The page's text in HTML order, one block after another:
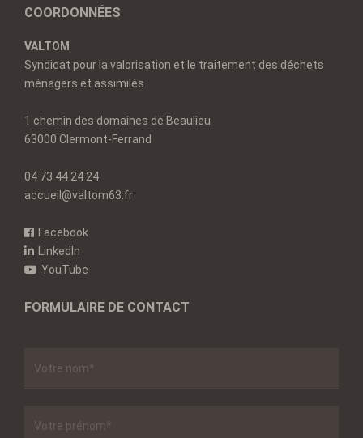
COORDONNÉES
VALTOM
Syndicat pour la valorisation et le traitement des déchets
ménagers et assimilés
1 chemin des domaines de Beaulieu
63000 Clermont-Ferrand
04 73 44 24 24
accueil@valtom63.fr
Facebook
LinkedIn
YouTube
FORMULAIRE DE CONTACT